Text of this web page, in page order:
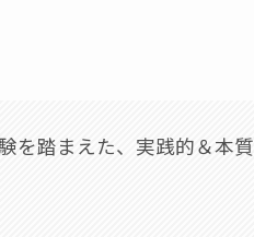
を踏まえた、実践的＆本質